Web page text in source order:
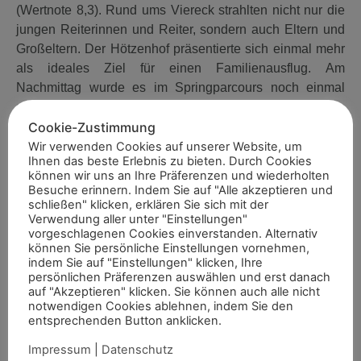
(Wertnote 8,3). Rund ums Viereck strahlten nicht nur die
jungen Reiterinnen und Reiter, sondern auch Eltern und
Großeltern. Der Hötzenhof präsentierte sich einmal mehr
als ideales Ziel für einen Familienausflug. Am
Nachmittag wurde es im Springparcours noch einmal
anspruchsvoll. Denn auch die vierte
Qualifikationsprüfung im Stübben Indoor-Cup gewann
Tina Wellessen, Goch, auf Panajotta fehlerfrei in 42,90
Sekunden. Janne-Frederike Zahn folgte
auf Cassilano’s Stern (44,54), knapp dahinter Carolin
Ophey, Asperden-Kessel, mit Caspar (44,68). Ein
spannendes L-Springen.
Den sportlichen Schlusspunkt setzte das M-Springen mit
Siegerrunde. Hier sicherte sich Meike Theis, Asperden-
Kessel, auf Caesar den Sieg vor Filip Schmidt, Anrath,
mit For Fun und Franziska Tönnißen, Goch, auf Arabella.
„Auch beim zweiten Teil des Keppelner Springfestivals
haben wir sehenswerten Pferdesport erleben dürfen, bei
Cookie-Zustimmung
Wir verwenden Cookies auf unserer Website, um
Ihnen das beste Erlebnis zu bieten. Durch Cookies
können wir uns an Ihre Präferenzen und wiederholten
Besuche erinnern. Indem Sie auf "Alle akzeptieren und
schließen" klicken, erklären Sie sich mit der
Verwendung aller unter "Einstellungen"
vorgeschlagenen Cookies einverstanden. Alternativ
können Sie persönliche Einstellungen vornehmen,
indem Sie auf "Einstellungen" klicken, Ihre
persönlichen Präferenzen auswählen und erst danach
auf "Akzeptieren" klicken. Sie können auch alle nicht
notwendigen Cookies ablehnen, indem Sie den
entsprechenden Button anklicken.
Impressum
Datenschutz